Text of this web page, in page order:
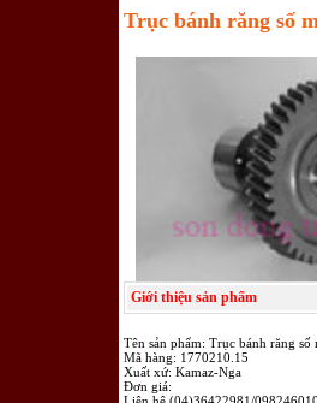
Trục bánh răng số
Giới thiệu sản phẩm
Tên sản phẩm: Trục bánh răng số
Mã hàng: 1770210.15
Xuất xứ: Kamaz-Nga
Đơn giá: